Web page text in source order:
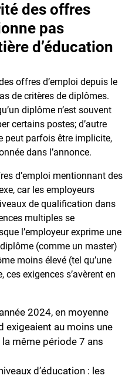
des offres
pas
d’éducation
offres d’emploi depuis le
de critères de diplômes.
diplôme n’est souvent
certains postes; d’autre
peut parfois être implicite,
dans l’annonce.
d’emploi mentionnant des
car les employeurs
de qualification dans
multiples se
l’employeur exprime une
(comme un master)
moins élevé (tel qu’une
ces exigences s’avèrent en
2024, en moyenne
exigeaient au moins une
même période 7 ans
d’éducation : les